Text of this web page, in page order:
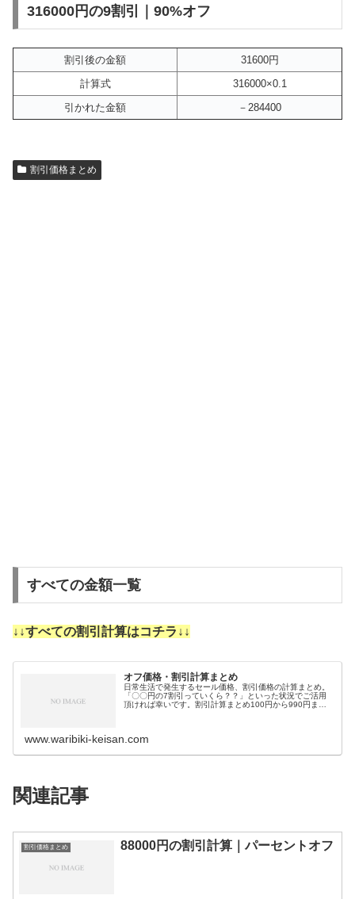
316000円の9割引｜90%オフ
割引後の金額
31600円
計算式
316000×0.1
引かれた金額
－284400
割引価格まとめ
すべての金額一覧
↓↓すべての割引計算はコチラ↓↓
オフ価格・割引計算まとめ
日常生活で発生するセール価格、割引価格の計算まとめ。
「〇〇円の7割引っていくら？？」といった状況でご活用
頂ければ幸いです。割引計算まとめ100円から990円まで
www.waribiki-keisan.com
関連記事
割引価格まとめ 88000円の割引計算｜パーセントオフ